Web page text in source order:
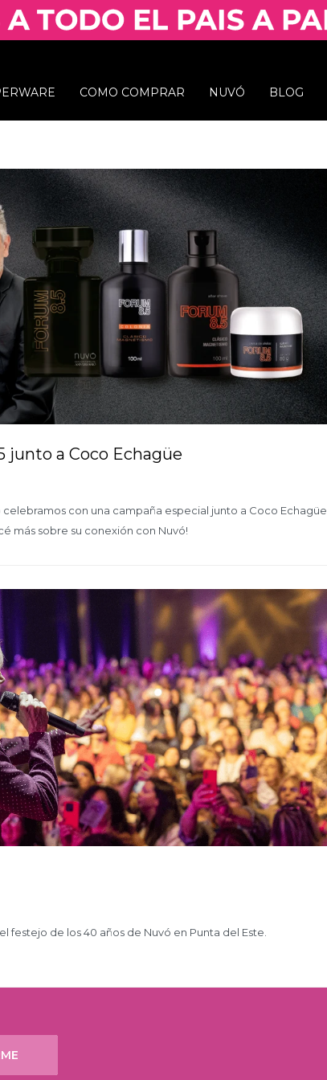
COMO COMPRAR NUVÓ BLOG
junto a Coco Echagüe
con una campaña especial junto a Coco Echagüe,
más sobre su conexión con Nuvó!
de los 40 años de Nuvó en Punta del Este.